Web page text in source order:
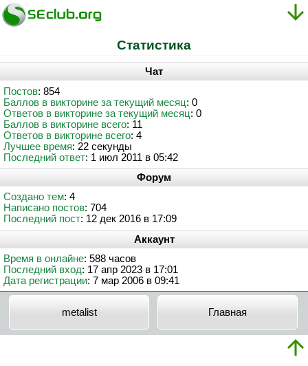
Статистика
Чат
Постов: 854
Баллов в викторине за текущий месяц: 0
Ответов в викторине за текущий месяц: 0
Баллов в викторине всего: 11
Ответов в викторине всего: 4
Лучшее время: 22 секунды
Последний ответ: 1 июл 2011 в 05:42
Форум
Создано тем: 4
Написано постов: 704
Последний пост: 12 дек 2016 в 17:09
Аккаунт
Время в онлайне: 588 часов
Последний вход: 17 апр 2023 в 17:01
Дата регистрации: 7 мар 2006 в 09:41
metalist Главная